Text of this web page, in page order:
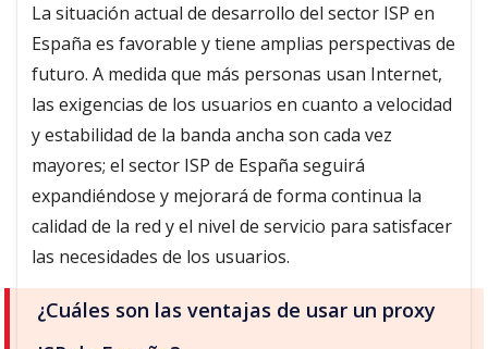
La situación actual de desarrollo del sector ISP en
España es favorable y tiene amplias perspectivas de
futuro. A medida que más personas usan Internet,
las exigencias de los usuarios en cuanto a velocidad
y estabilidad de la banda ancha son cada vez
mayores; el sector ISP de España seguirá
expandiéndose y mejorará de forma continua la
calidad de la red y el nivel de servicio para satisfacer
las necesidades de los usuarios.
¿Cuáles son las ventajas de usar un proxy